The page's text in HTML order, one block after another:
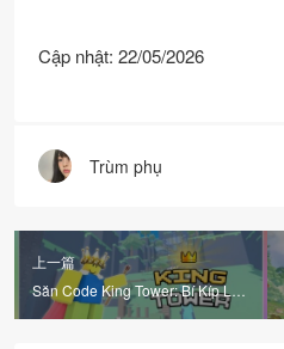
Cập nhật: 22/05/2026
Trùm phụ
上一篇
Săn Code King Tower: Bí Kíp Leo
Tháp Bất Bại!